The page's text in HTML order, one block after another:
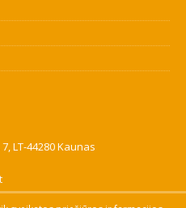
LT-44280 Kaunas